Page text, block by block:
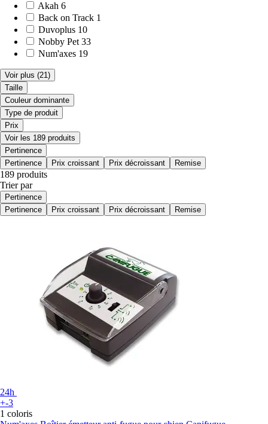
Akah 6
Back on Track 1
Duvoplus 10
Nobby Pet 33
Num'axes 19
Voir plus (21)
Taille
Couleur dominante
Type de produit
Prix
Voir les 189 produits
Pertinence
Pertinence
Prix croissant Prix décroissant Remise
189 produits
Trier par
Pertinence
Pertinence
Prix croissant Prix décroissant Remise
24h
+-3
1 coloris